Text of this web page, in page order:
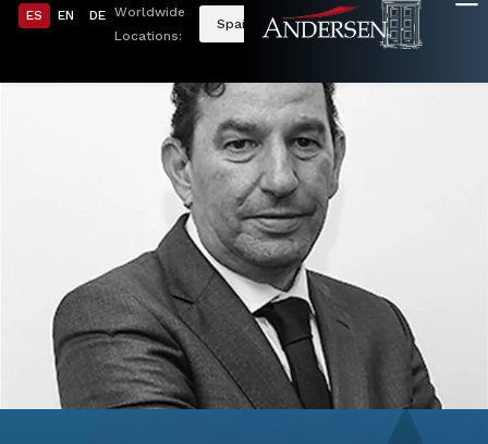
ES EN DE Worldwide
Locations:
Spain